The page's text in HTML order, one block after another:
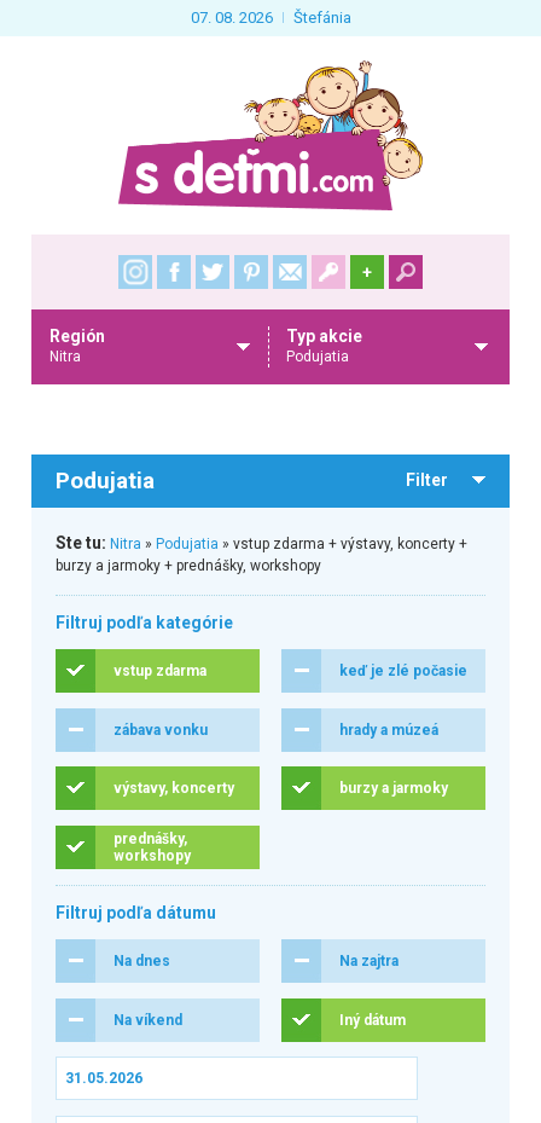
07. 08. 2026 Štefánia
+
Región
Nitra
Typ akcie
Podujatia
Podujatia Filter
Ste tu: Nitra » Podujatia » vstup zdarma + výstavy, koncerty +
burzy a jarmoky + prednášky, workshopy
Filtruj podľa kategórie
vstup zdarma keď je zlé počasie
zábava vonku hrady a múzeá
výstavy, koncerty burzy a jarmoky
prednášky,
workshopy
Filtruj podľa dátumu
Na dnes Na zajtra
Na víkend Iný dátum